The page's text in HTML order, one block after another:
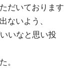
だいております
ないよう、
いなと思い投
。